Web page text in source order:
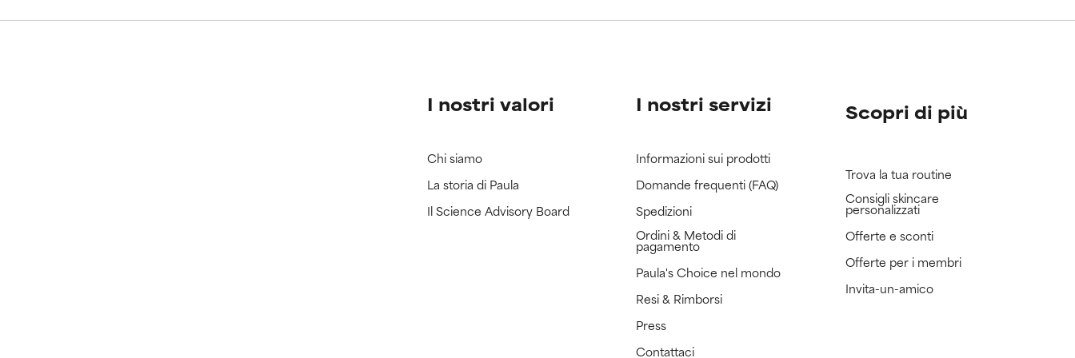
I nostri valori
Chi siamo
La storia di Paula
Il Science Advisory Board
I nostri servizi
Informazioni sui prodotti
Domande frequenti (FAQ)
Spedizioni
Ordini & Metodi di
pagamento
Paula's Choice nel mondo
Resi & Rimborsi
Press
Contattaci
Scopri di più
Trova la tua routine
Consigli skincare
personalizzati
Offerte e sconti
Offerte per i membri
Invita-un-amico